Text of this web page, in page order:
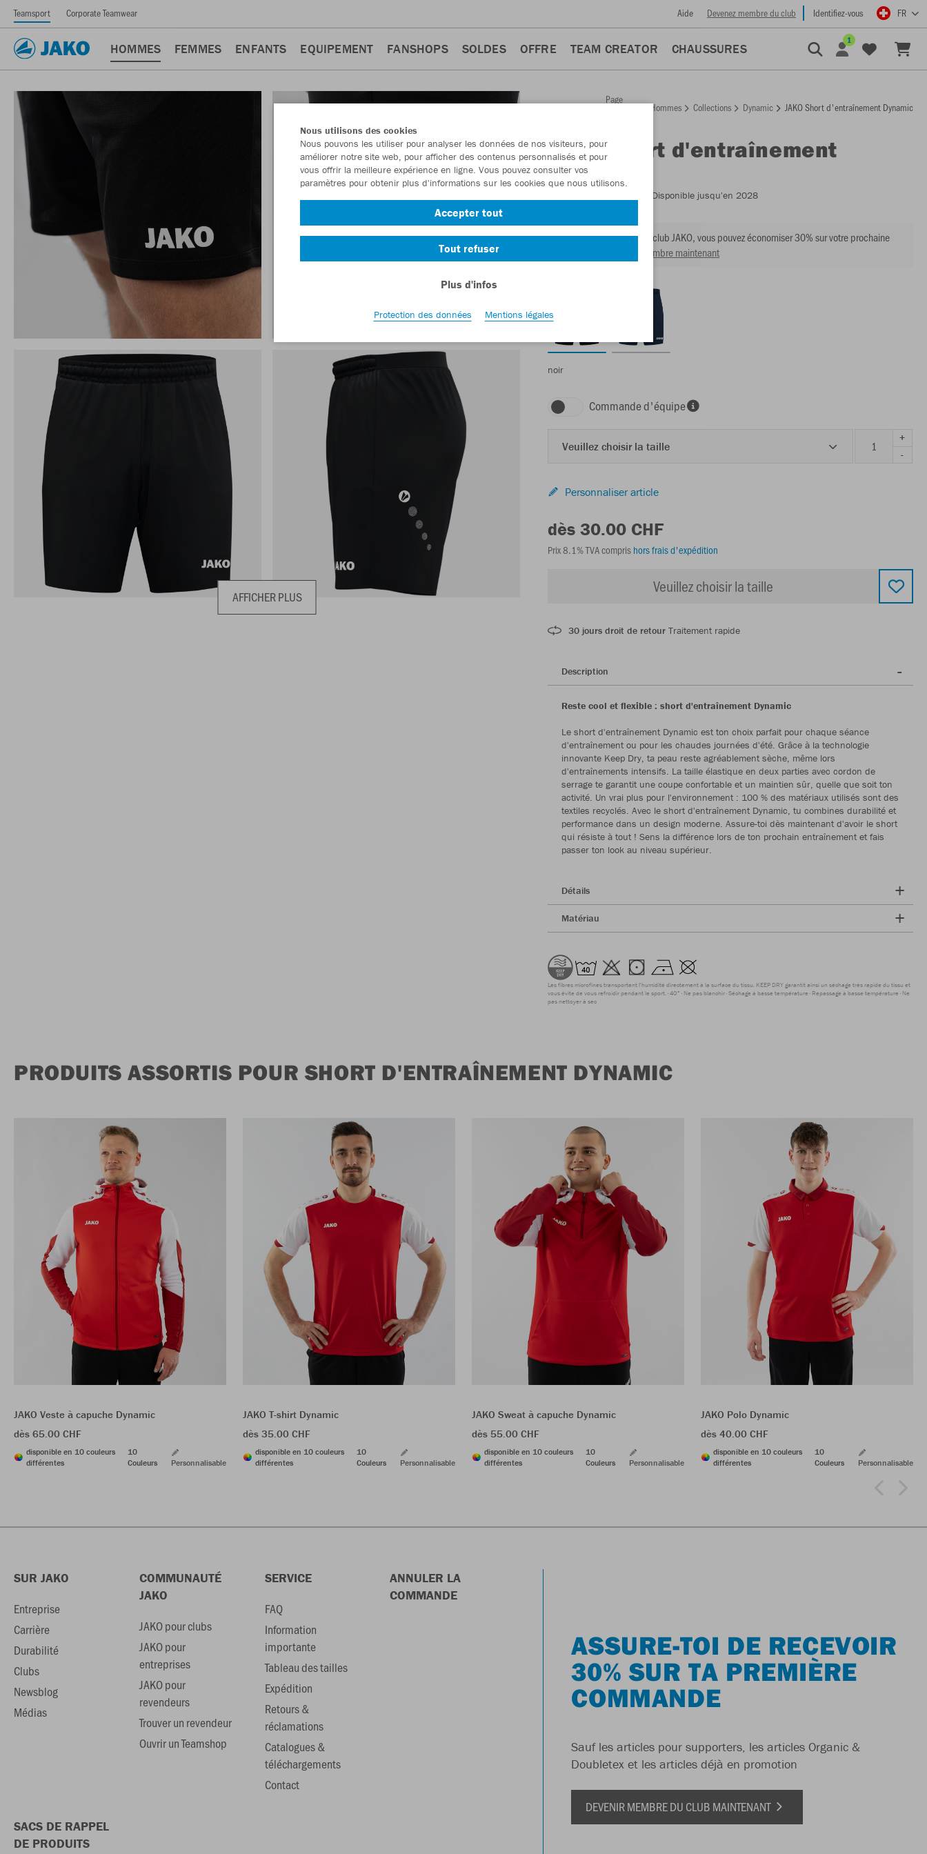
Teamsport Corporate Teamwear Aide Devenez membre du club Identifiez-vous FR
HOMMES FEMMES ENFANTS EQUIPEMENT FANSHOPS SOLDES OFFRE TEAM CREATOR CHAUSSURES
1
AFFICHER PLUS
Retour
Page
Hommes Collections Dynamic JAKO Short d'entraînement Dynamic
JAKO Short d'entraînement
Dynamic
- Disponible jusqu'en 2028
En tant que membre du club JAKO, vous pouvez économiser 30% sur votre prochaine
Devenir membre maintenant
noir
Commande d'équipe
Veuillez choisir la taille
+
-
Personnaliser article
dès 30.00 CHF
Prix 8.1% TVA compris hors frais d'expédition
Veuillez choisir la taille
30 jours droit de retour Traitement rapide
Description
Reste cool et flexible : short d'entraînement Dynamic
Le short d'entraînement Dynamic est ton choix parfait pour chaque séance
d'entraînement ou pour les chaudes journées d'été. Grâce à la technologie
innovante Keep Dry, ta peau reste agréablement sèche, même lors
d'entraînements intensifs. La taille élastique en deux parties avec cordon de
serrage te garantit une coupe confortable et un maintien sûr, quelle que soit ton
activité. Un vrai plus pour l'environnement : 100 % des matériaux utilisés sont des
textiles recyclés. Avec le short d'entraînement Dynamic, tu combines durabilité et
performance dans un design moderne. Assure-toi dès maintenant d'avoir le short
qui résiste à tout ! Sens la différence lors de ton prochain entraînement et fais
passer ton look au niveau supérieur.
Détails
Matériau
Les fibres microfines transportent l'humidité directement à la surface du tissu. KEEP DRY garantit ainsi un séchage très rapide du tissu et
vous évite de vous refroidir pendant le sport. 40° Ne pas blanchir Séchage à basse température Repassage à basse température Ne
pas nettoyer à sec
PRODUITS ASSORTIS POUR SHORT D'ENTRAÎNEMENT DYNAMIC
JAKO Veste à capuche Dynamic
dès 65.00 CHF
disponible en 10 couleurs
différentes
10
Couleurs
Personnalisable
JAKO T-shirt Dynamic
dès 35.00 CHF
disponible en 10 couleurs
différentes
10
Couleurs
Personnalisable
JAKO Sweat à capuche Dynamic
dès 55.00 CHF
disponible en 10 couleurs
différentes
10
Couleurs
Personnalisable
JAKO Polo Dynamic
dès 40.00 CHF
disponible en 10 couleurs
différentes
10
Couleurs
Personnalisable
SUR JAKO
Entreprise
Carrière
Durabilité
Clubs
Newsblog
Médias
COMMUNAUTÉ
JAKO
JAKO pour clubs
JAKO pour
entreprises
JAKO pour
revendeurs
Trouver un revendeur
Ouvrir un Teamshop
SERVICE
FAQ
Information
importante
Tableau des tailles
Expédition
Retours &
réclamations
Catalogues &
téléchargements
Contact
ANNULER LA
COMMANDE
SACS DE RAPPEL
DE PRODUITS
ASSURE-TOI DE RECEVOIR
30% SUR TA PREMIÈRE
COMMANDE
Sauf les articles pour supporters, les articles Organic &
Doubletex et les articles déjà en promotion
DEVENIR MEMBRE DU CLUB MAINTENANT
Nous utilisons des cookies
Nous pouvons les utiliser pour analyser les données de nos visiteurs, pour
améliorer notre site web, pour afficher des contenus personnalisés et pour
vous offrir la meilleure expérience en ligne. Vous pouvez consulter vos
paramètres pour obtenir plus d'informations sur les cookies que nous utilisons.
Accepter tout
Tout refuser
Plus d'infos
Protection des données Mentions légales